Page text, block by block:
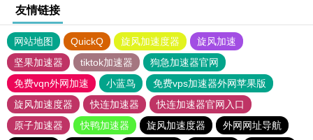
友情链接
网站地图 QuickQ 旋风加速度器
旋风加速
坚果加速器
tiktok加速器
狗急加速器官网
免费vqn外网加速
小蓝鸟
免费vps加速器外网苹果版
旋风加速度器
快连加速器
快连加速器官网入口
原子加速器
快鸭加速器 旋风加速度器
外网网址导航